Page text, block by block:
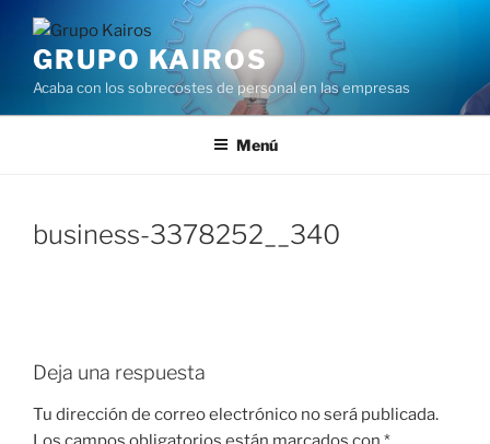
contenidoGRUPO KAIROS
Acaba con los sobrecostes de personal en las empresas
Menú
business-3378252__340
Deja una respuesta
Tu dirección de correo electrónico no será publicada.